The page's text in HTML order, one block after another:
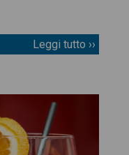
Leggi tutto ››